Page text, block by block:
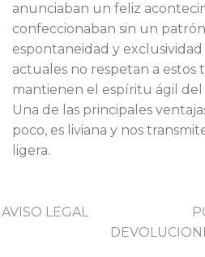
anunciaban un feliz
confeccionaban sin un
espontaneidad y exclusividad
actuales no respetan a estos
mantienen el espíritu ágil del
Una de las principales
poco, es liviana y nos
ligera.
AVISO LEGAL